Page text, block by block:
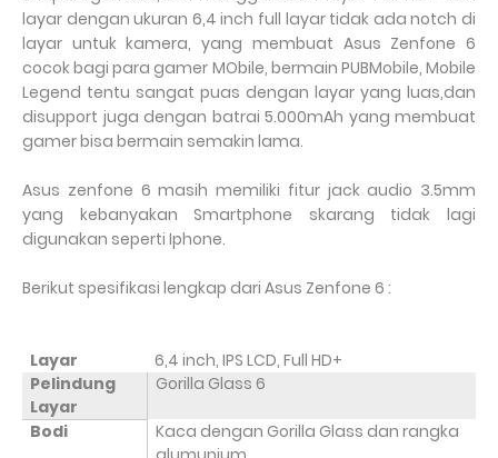
layar dengan ukuran 6,4 inch full layar tidak ada notch di
layar untuk kamera, yang membuat Asus Zenfone 6
cocok bagi para gamer MObile, bermain PUBMobile, Mobile
Legend tentu sangat puas dengan layar yang luas,dan
disupport juga dengan batrai 5.000mAh yang membuat
gamer bisa bermain semakin lama.
Asus zenfone 6 masih memiliki fitur jack audio 3.5mm
yang kebanyakan Smartphone skarang tidak lagi
digunakan seperti Iphone.
Berikut spesifikasi lengkap dari Asus Zenfone 6 :
Layar
6,4 inch, IPS LCD, Full HD+
Pelindung
Layar
Gorilla Glass 6
Bodi
Kaca dengan Gorilla Glass dan rangka